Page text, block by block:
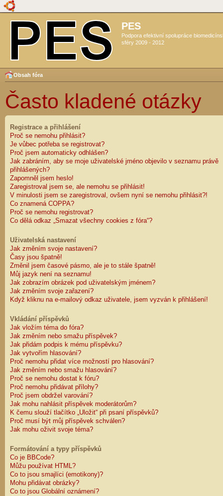
PES
Podpora efektivní spolupráce
sféry 2009 - 2012
Obsah fóra
Často kladené otázky
Registrace a přihlášení
Proč se nemohu přihlásit?
Je vůbec potřeba se registrovat?
Proč jsem automaticky odhlášen?
Jak zabráním, aby se moje uživatelské jméno objevilo v seznamu právě
přihlášených?
Zapomněl jsem heslo!
Zaregistroval jsem se, ale nemohu se přihlásit!
V minulosti jsem se zaregistroval, ovšem nyní se nemohu přihlásit?!
Co znamená COPPA?
Proč se nemohu registrovat?
Co dělá odkaz „Smazat všechny cookies z fóra“?
Uživatelská nastavení
Jak změním svoje nastavení?
Časy jsou špatně!
Změnil jsem časové pásmo, ale je to stále špatně!
Můj jazyk není na seznamu!
Jak zobrazím obrázek pod uživatelským jménem?
Jak změním svoje zařazení?
Když kliknu na e-mailový odkaz uživatele, jsem vyzván k přihlášení!
Vkládání příspěvků
Jak vložím téma do fóra?
Jak změním nebo smažu příspěvek?
Jak přidám podpis k mému příspěvku?
Jak vytvořím hlasování?
Proč nemohu přidat více možností pro hlasování?
Jak změním nebo smažu hlasování?
Proč se nemohu dostat k fóru?
Proč nemohu přidávat přílohy?
Proč jsem obdržel varování?
Jak mohu nahlásit příspěvek moderátorům?
K čemu slouží tlačítko „Uložit“ při psaní příspěvků?
Proč musí být můj příspěvek schválen?
Jak mohu oživit svoje téma?
Formátování a typy příspěvků
Co je BBCode?
Můžu používat HTML?
Co to jsou smajlíci (emotikony)?
Mohu přidávat obrázky?
Co to jsou Globální oznámení?